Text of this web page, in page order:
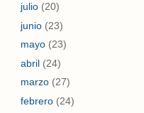
julio (20)
junio (23)
mayo (23)
abril (24)
marzo (27)
febrero (24)